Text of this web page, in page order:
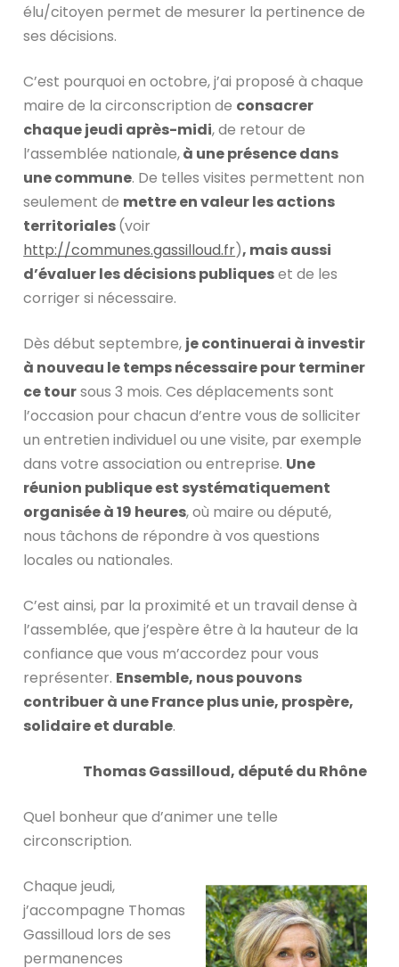
élu/citoyen permet de mesurer la pertinence de
ses décisions.
C’est pourquoi en octobre, j’ai proposé à chaque
maire de la circonscription de consacrer
chaque jeudi après-midi, de retour de
l’assemblée nationale,à une présence dans
une commune. De telles visites permettent non
seulement de mettre en valeur les actions
territoriales(voir
http://communes.gassilloud.fr), mais aussi
d’évaluer les décisions publiqueset de les
corriger si nécessaire.
Dès début septembre, je continuerai à investir
à nouveau le temps nécessaire pour terminer
ce toursous 3 mois. Ces déplacements sont
l’occasion pour chacun d’entre vous de solliciter
un entretien individuel ou une visite, par exemple
dans votre association ou entreprise. Une
réunion publique est systématiquement
organisée à 19 heures, où maire ou député,
nous tâchons de répondre à vos questions
locales ou nationales.
C’est ainsi, par la proximité et un travail dense à
l’assemblée, que j’espère être à la hauteur de la
confiance que vous m’accordez pour vous
représenter. Ensemble, nous pouvons
contribuer à une France plus unie, prospère,
solidaire et durable.
Thomas Gassilloud, député du Rhône
Quel bonheur que d’animer une telle
circonscription.
Chaque jeudi,
j’accompagne Thomas
Gassilloud lors de ses
permanences